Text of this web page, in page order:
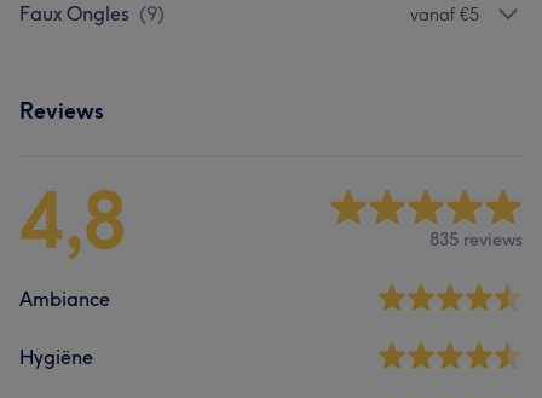
Faux Ongles (9) vanaf €5
Reviews
4,8 835 reviews
Ambiance
Hygiëne